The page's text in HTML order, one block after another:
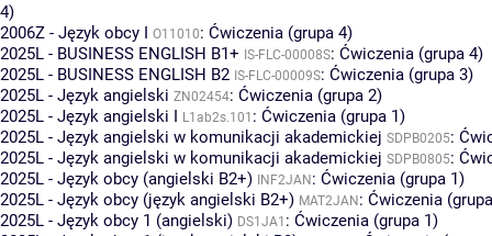
4)
2006Z - Język obcy I O11010: Ćwiczenia (grupa 4)
2025L - BUSINESS ENGLISH B1+ IS-FLC-00008S: Ćwiczenia (grupa 4)
2025L - BUSINESS ENGLISH B2 IS-FLC-00009S: Ćwiczenia (grupa 3)
2025L - Język angielski ZN02454: Ćwiczenia (grupa 2)
2025L - Język angielski I L1ab2s.101 : Ćwiczenia (grupa 1)
2025L - Język angielski w komunikacji akademickiej SDPB0205:
2025L - Język angielski w komunikacji akademickiej SDPB0805:
2025L - Język obcy (angielski B2+) INF2JAN: Ćwiczenia (grupa 1)
2025L - Język obcy (język angielski B2+) MAT2JAN: Ćwiczenia
2025L - Język obcy 1 (angielski) DS1JA1 : Ćwiczenia (grupa 1)